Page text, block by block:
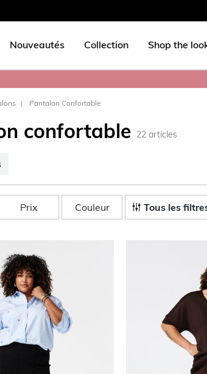
Nouveautés Collection Shop the
Pantalon Confortable
confortable 22 articles
Prix Couleur Tous les